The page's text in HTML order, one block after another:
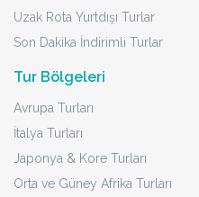
Uzak Rota Yurtdışı Turlar
Son Dakika İndirimli Turlar
Tur Bölgeleri
Avrupa Turları
İtalya Turları
Japonya & Kore Turları
Orta ve Güney Afrika Turları